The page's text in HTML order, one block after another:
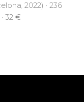
2022) · 236
32 €